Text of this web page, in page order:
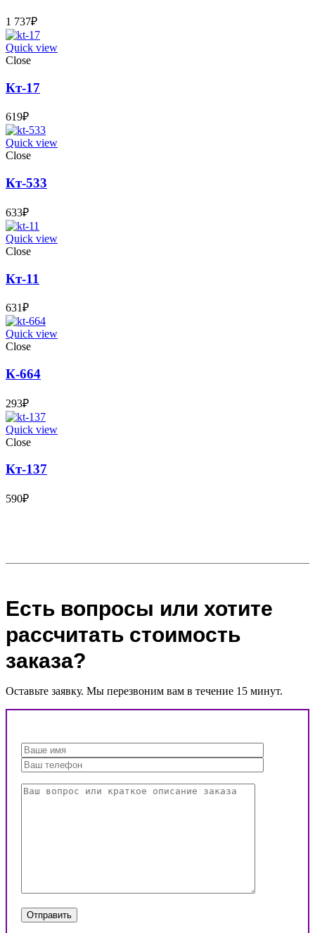
1 737₽
Quick view
Close
Кт-17
619₽
Quick view
Close
Кт-533
633₽
Quick view
Close
Кт-11
631₽
Quick view
Close
К-664
293₽
Quick view
Close
Кт-137
590₽
Есть вопросы или хотите
рассчитать стоимость
заказа?
Оставьте заявку. Мы перезвоним вам в течение 15 минут.